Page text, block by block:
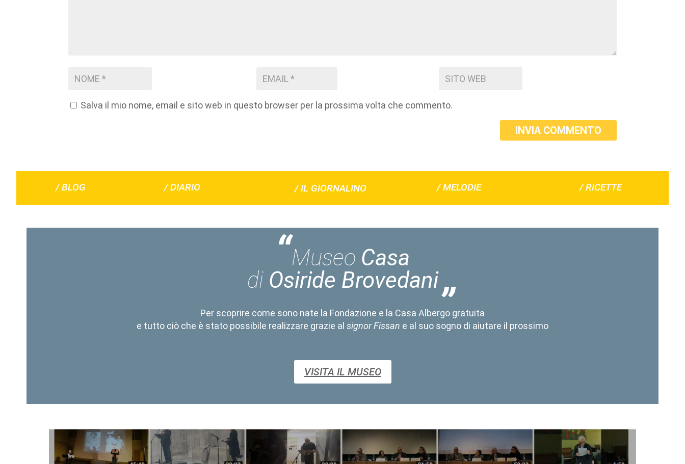
Salva il mio nome, email e sito web in questo browser per la prossima volta che commento.
INVIA COMMENTO
/ BLOG / DIARIO / IL GIORNALINO / MELODIE / RICETTE
Museo Casa
di Osiride Brovedani
Per scoprire come sono nate la Fondazione e la Casa Albergo gratuita
e tutto ciò che è stato possibile realizzare grazie al signor Fissan e al suo sogno di aiutare il prossimo
VISITA IL MUSEO